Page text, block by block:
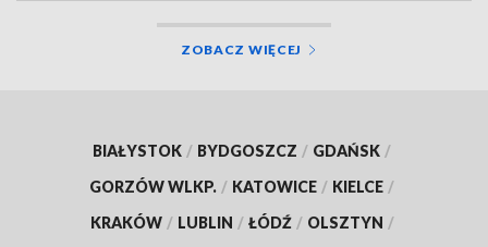
ZOBACZ WIĘCEJ
BIAŁYSTOK / BYDGOSZCZ / GDAŃSK /
GORZÓW WLKP. / KATOWICE / KIELCE /
KRAKÓW / LUBLIN / ŁÓDŹ / OLSZTYN /